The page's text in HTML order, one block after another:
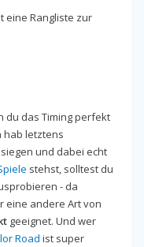
eine Rangliste zur
du das Timing perfekt
hab letztens
und dabei echt
stehst, solltest du
- da
eine andere Art von
geeignet. Und wer
Road ist super